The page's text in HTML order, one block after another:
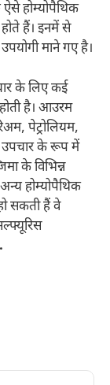
होम्योपैथिक
हैं। इनमें से
माने गए है।
के लिए कई
है। आउरम
पेट्रोलियम,
उपचार के रूप में
के विभिन्न
होम्योपैथिक
सकती हैं वे